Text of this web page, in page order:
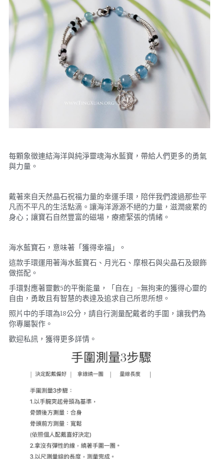
每顆象徵連結海洋與純淨靈魂海水藍寶，帶給人們更多的勇氣
與力量。
戴著來自天然晶石祝福力量的幸運手環，陪伴我們渡過那些平
凡而不平凡的生活點滴。讓海洋源源不絕的力量，滋潤疲累的
身心；讓寶石自然豐富的磁場，療癒緊張的情緒。
海水藍寶石，意味著「獲得幸福」。
這款手環運用著海水藍寶石、月光石、摩根石與尖晶石及銀飾
做搭配。
手環對應著靈數5的平衡能量，「自在」-無拘束的獲得心靈的
自由，勇敢且有智慧的表達及追求自己所思所想。
照片中的手環為18公分，請自行測量配戴者的手圍，讓我們為
你專屬製作。
歡迎私訊，獲得更多詳情。